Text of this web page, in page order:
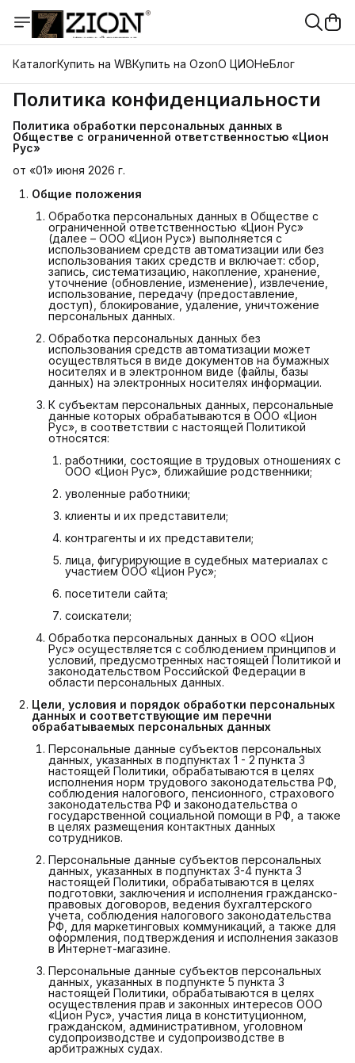
КаталогКупить на WBКупить на OzonО ЦИОНеБлог
Политика конфиденциальности
Политика обработки персональных данных в
Обществе с ограниченной ответственностью «Цион
Рус»
от «01» июня 2026 г.
Общие положения
Обработка персональных данных в Обществе с
ограниченной ответственностью «Цион Рус»
(далее – ООО «Цион Рус») выполняется с
использованием средств автоматизации или без
использования таких средств и включает: сбор,
запись, систематизацию, накопление, хранение,
уточнение (обновление, изменение), извлечение,
использование, передачу (предоставление,
доступ), блокирование, удаление, уничтожение
персональных данных.
Обработка персональных данных без
использования средств автоматизации может
осуществляться в виде документов на бумажных
носителях и в электронном виде (файлы, базы
данных) на электронных носителях информации.
К субъектам персональных данных, персональные
данные которых обрабатываются в ООО «Цион
Рус», в соответствии с настоящей Политикой
относятся:
работники, состоящие в трудовых отношениях с
ООО «Цион Рус», ближайшие родственники;
уволенные работники;
клиенты и их представители;
контрагенты и их представители;
лица, фигурирующие в судебных материалах с
участием ООО «Цион Рус»;
посетители сайта;
соискатели;
Обработка персональных данных в ООО «Цион
Рус» осуществляется с соблюдением принципов и
условий, предусмотренных настоящей Политикой и
законодательством Российской Федерации в
области персональных данных.
Цели, условия и порядок обработки персональных
данных и соответствующие им перечни
обрабатываемых персональных данных
Персональные данные субъектов персональных
данных, указанных в подпунктах 1 - 2 пункта 3
настоящей Политики, обрабатываются в целях
исполнения норм трудового законодательства РФ,
соблюдения налогового, пенсионного, страхового
законодательства РФ и законодательства о
государственной социальной помощи в РФ, а также
в целях размещения контактных данных
сотрудников.
Персональные данные субъектов персональных
данных, указанных в подпунктах 3-4 пункта 3
настоящей Политики, обрабатываются в целях
подготовки, заключения и исполнения гражданско-
правовых договоров, ведения бухгалтерского
учета, соблюдения налогового законодательства
РФ, для маркетинговых коммуникаций, а также для
оформления, подтверждения и исполнения заказов
в Интернет-магазине.
Персональные данные субъектов персональных
данных, указанных в подпункте 5 пункта 3
настоящей Политики, обрабатываются в целях
осуществления прав и законных интересов ООО
«Цион Рус», участия лица в конституционном,
гражданском, административном, уголовном
судопроизводстве и судопроизводстве в
арбитражных судах.